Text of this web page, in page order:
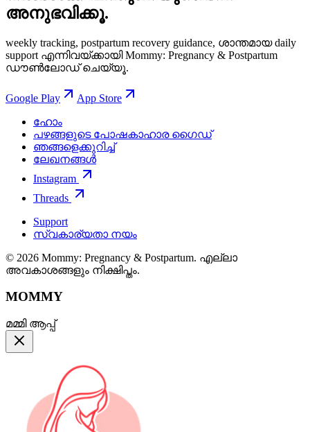
അനുഭവിക്കൂ.
weekly tracking, postpartum recovery guidance, ശാന്തമായ daily
support എന്നിവയ്ക്കായി Mommy: Pregnancy & Postpartum
ഡൗൺലോഡ് ചെയ്യൂ.
Google Play
App Store
ഹോം
പഴങ്ങളുടെ പോഷകാഹാര ഗൈഡ്
ഞങ്ങളെക്കുറിച്ച്
ലേഖനങ്ങൾ
Instagram
Threads
Support
സ്വകാര്യതാ നയം
© 2026 Mommy: Pregnancy & Postpartum. എല്ലാ
അവകാശങ്ങളും നിക്ഷിപ്തം.
MOMMY
മമ്മി ആപ്പ്